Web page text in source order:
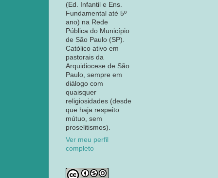
(Ed. Infantil e Ens.
Fundamental até 5º
ano) na Rede
Pública do Município
de São Paulo (SP).
Católico ativo em
pastorais da
Arquidiocese de São
Paulo, sempre em
diálogo com
quaisquer
religiosidades (desde
que haja respeito
mútuo, sem
proselitismos).
Ver meu perfil
completo